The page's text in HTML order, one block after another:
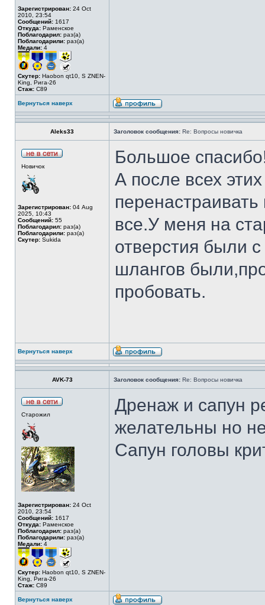
Зарегистрирован: 24 Oct
2010, 23:54
Сообщений: 1617
Откуда: Раменское
Поблагодарил: раз(а)
Поблагодарили: раз(а)
Медали: 4
Скутер: Haobon qt10, S ZNEN-
King, Рига-26
Стаж: C89
Вернуться наверх
Aleks33 Заголовок сообщения: Re: Вопросы новичка
Новичок
Зарегистрирован: 04 Aug
2025, 10:43
Сообщений: 55
Поблагодарил: раз(а)
Поблагодарили: раз(а)
Скутер: Sukida
Большое
А после всех
все.У меня на
отверстия были
шлангов
пробовать.
Вернуться наверх
AVK-73 Заголовок сообщения: Re: Вопросы новичка
Старожил
Зарегистрирован: 24 Oct
2010, 23:54
Сообщений: 1617
Откуда: Раменское
Поблагодарил: раз(а)
Поблагодарили: раз(а)
Медали: 4
Скутер: Haobon qt10, S ZNEN-
King, Рига-26
Стаж: C89
Дренаж и сапун
желательны но
Сапун головы
Вернуться наверх